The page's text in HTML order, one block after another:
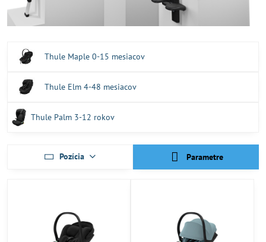
Thule Maple 0-15 mesiacov
Thule Elm 4-48 mesiacov
Thule Palm 3-12 rokov
Pozícia Parametre